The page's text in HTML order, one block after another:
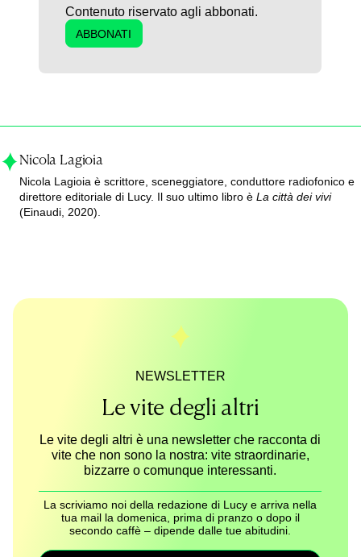
Contenuto riservato agli abbonati.
ABBONATI
Nicola Lagioia
Nicola Lagioia è scrittore, sceneggiatore, conduttore radiofonico e
direttore editoriale di Lucy. Il suo ultimo libro èLa città dei vivi
(Einaudi, 2020).
NEWSLETTER
Le vite degli altri
Le vite degli altri è una newsletter che racconta di
vite che non sono la nostra: vite straordinarie,
bizzarre o comunque interessanti.
La scriviamo noi della redazione di Lucy e arriva nella
tua mail la domenica, prima di pranzo o dopo il
secondo caffè – dipende dalle tue abitudini.